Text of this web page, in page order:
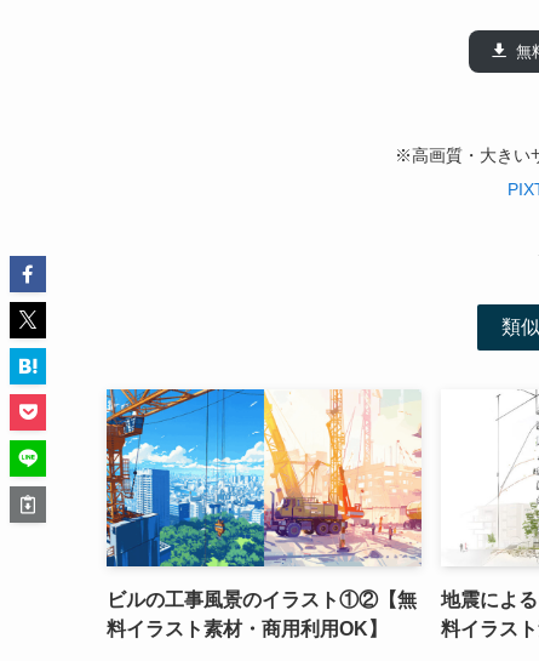
無
※高画質・大きい
類
ビルの工事風景のイラスト①②【無
料イラスト素材・商用利用OK】
地震によ
料イラス